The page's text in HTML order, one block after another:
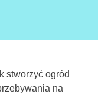
stworzyć ogród
na